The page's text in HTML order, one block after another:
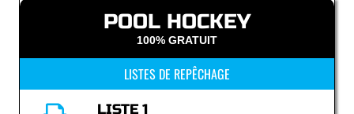
POOL HOCKEY
100% GRATUIT
LISTES DE REPÊCHAGE
LISTE 1